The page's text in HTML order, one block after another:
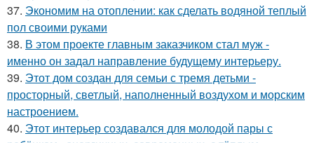
37. Экономим на отоплении: как сделать водяной теплый
пол своими руками
38. В этом проекте главным заказчиком стал муж -
именно он задал направление будущему интерьеру.
39. Этот дом создан для семьи с тремя детьми -
просторный, светлый, наполненный воздухом и морским
настроением.
40. Этот интерьер создавался для молодой пары с